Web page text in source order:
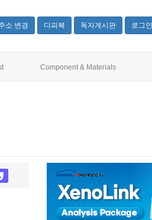
소 변경 디피북 독자게시판 로그인
Component & Materials